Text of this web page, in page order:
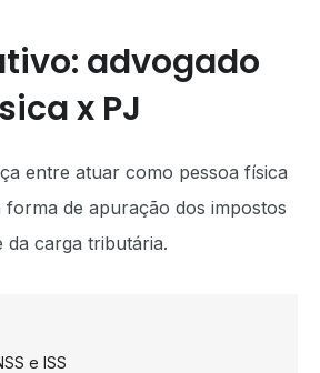
advogado
x PJ
entre atuar como pessoa física
forma de apuração dos impostos
da carga tributária.
e ISS